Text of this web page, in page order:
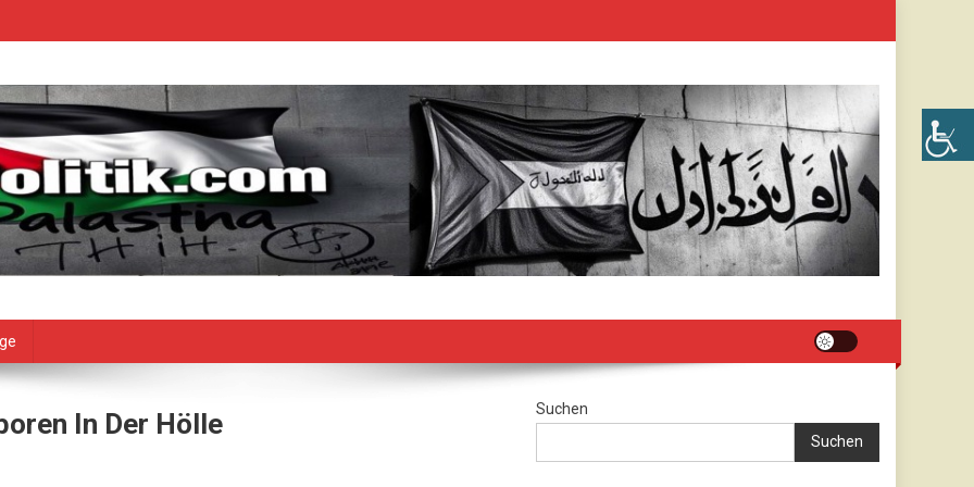
In Der Hölle
Suchen
Suchen